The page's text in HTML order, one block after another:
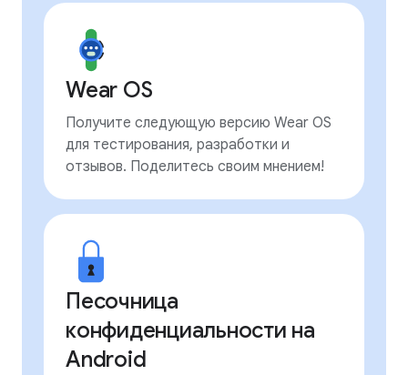
Wear OS
Получите следующую версию Wear OS
для тестирования, разработки и
отзывов. Поделитесь своим мнением!
Песочница
конфиденциальности на
Android